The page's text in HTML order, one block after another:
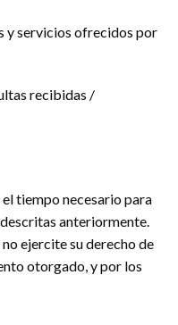
y servicios ofrecidos por
recibidas /
tiempo necesario para
anteriormente.
ejercite su derecho de
otorgado, y por los